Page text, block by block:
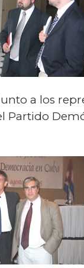
a los
Partido